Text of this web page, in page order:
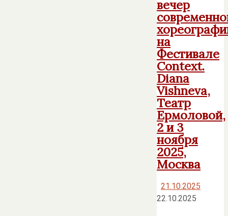
вечер
на
Фестивале
Context.
Diana
Vishneva,
Театр
Ермоловой,
2 и 3
ноября
2025,
Москва
21.10.2025
22.10.2025